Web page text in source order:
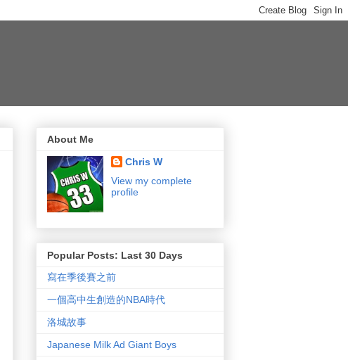
About Me
Chris W
View my complete
profile
Popular Posts: Last 30 Days
寫在季後賽之前
一個高中生創造的NBA時代
洛城故事
Japanese Milk Ad Giant Boys